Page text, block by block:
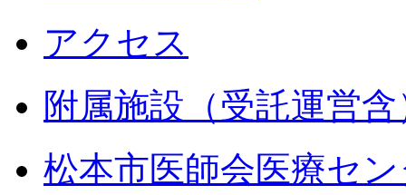
アクセス
附属施設（受託運営
松本市医師会医療セ